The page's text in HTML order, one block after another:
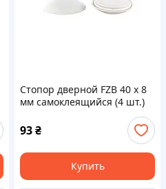
Стопор дверной FZB 40 x 8
мм самоклеящийся (4 шт.)
93₴
Купить